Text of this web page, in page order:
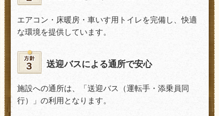
エアコン・床暖房・車いす用トイレを完備し、快適
な環境を提供しています。
送迎バスによる通所で安心
施設への通所は、「送迎バス（運転手・添乗員同
行）」の利用となります。